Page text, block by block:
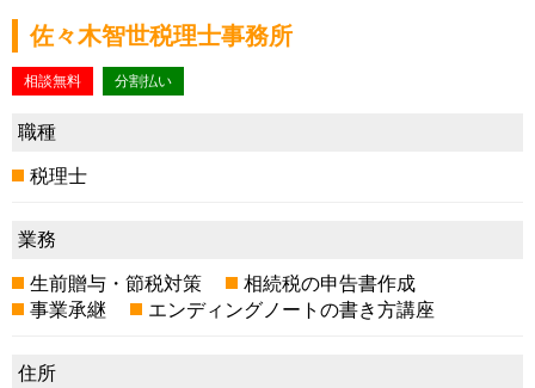
佐々木智世税理士事務所
相談無料 分割払い
職種
税理士
業務
生前贈与・節税対策
相続税の申告書作成
事業承継
エンディングノートの書き方講座
住所